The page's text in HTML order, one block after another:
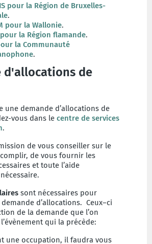
pour la Région de Bruxelles-
.
pour la Wallonie.
pour la Région flamande.
la Communauté
.
d'allocations de
une demande d’allocations de
vous dans le centre de services
.
de vous conseiller sur le
de vous fournir les
et toute l’aide
sont nécessaires pour
d’allocations. Ceux–ci
de la demande que l’on
qui la précède:
une occupation, il faudra vous